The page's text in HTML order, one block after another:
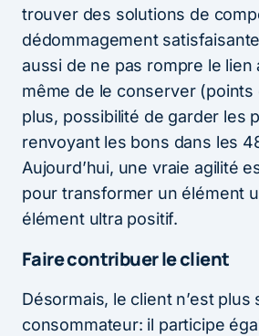
trouver des solutions de
dédommagement
aussi de ne pas rompre le lien
même de le conserver (points
plus, possibilité de garder les
renvoyant les bons dans les
Aujourd’hui, une vraie agilité
pour transformer un élément
élément ultra positif.
Faire contribuer le client
Désormais, le client n’est plus
consommateur: il participe